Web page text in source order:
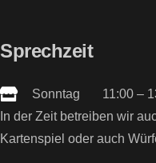
Sprechzeit
Sonntag 11:00 –
In der Zeit betreiben wir
Kartenspiel oder auch